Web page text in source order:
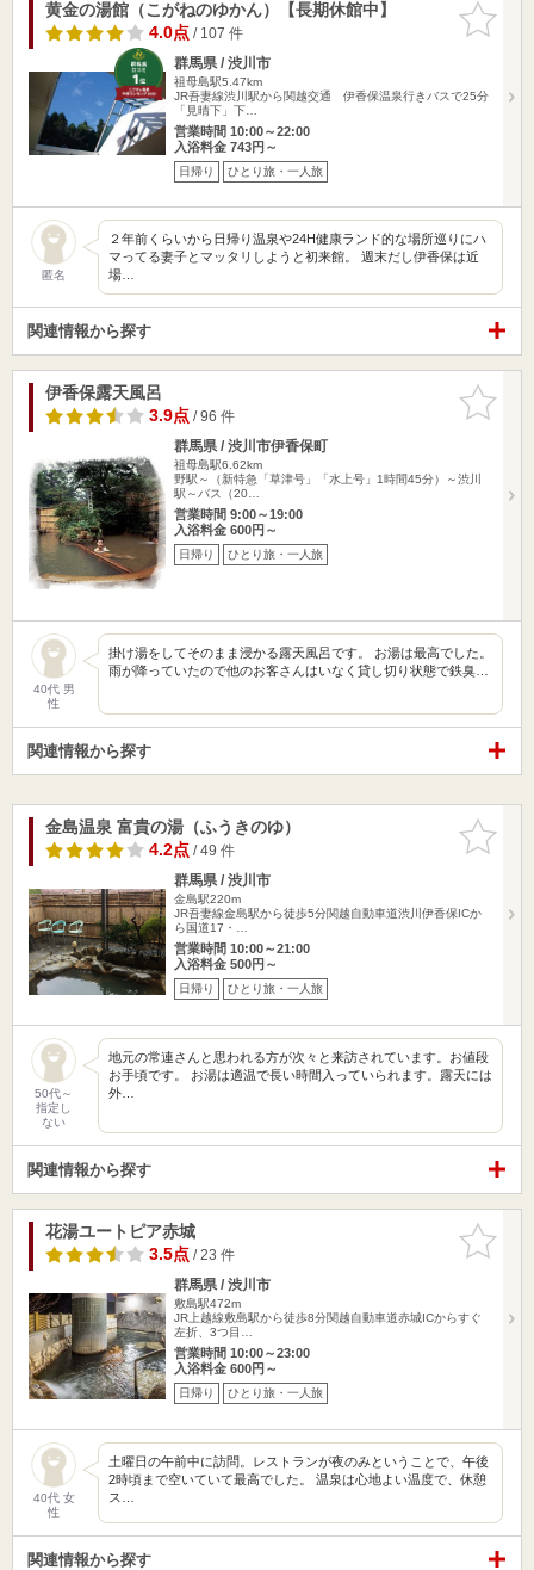
お気に入
りに追加
黄金の湯館（こがねのゆかん）【長期休館中】
4.0点/ 107 件
群馬県 / 渋川市
祖母島駅5.47km
JR吾妻線渋川駅から関越交通 伊香保温泉行きバスで25分
「見晴下」下…
営業時間 10:00～22:00
入浴料金 743円～
日帰り ひとり旅・一人旅
匿名
２年前くらいから日帰り温泉や24H健康ランド的な場所巡りにハ
マってる妻子とマッタリしようと初来館。 週末だし伊香保は近
場…
関連情報から探す
お気に入
りに追加
伊香保露天風呂
3.9点/ 96 件
群馬県 / 渋川市伊香保町
祖母島駅6.62km
野駅～（新特急「草津号」「水上号」1時間45分）～渋川
駅～バス（20…
営業時間 9:00～19:00
入浴料金 600円～
日帰り ひとり旅・一人旅
40代 男
性
掛け湯をしてそのまま浸かる露天風呂です。 お湯は最高でした。
雨が降っていたので他のお客さんはいなく貸し切り状態で鉄臭…
関連情報から探す
お気に入
りに追加
金島温泉 富貴の湯（ふうきのゆ）
4.2点/ 49 件
群馬県 / 渋川市
金島駅220m
JR吾妻線金島駅から徒歩5分関越自動車道渋川伊香保ICか
ら国道17・…
営業時間 10:00～21:00
入浴料金 500円～
日帰り ひとり旅・一人旅
50代～
指定し
ない
地元の常連さんと思われる方が次々と来訪されています。お値段
お手頃です。 お湯は適温で長い時間入っていられます。露天には
外…
関連情報から探す
お気に入
りに追加
花湯ユートピア赤城
3.5点/ 23 件
群馬県 / 渋川市
敷島駅472m
JR上越線敷島駅から徒歩8分関越自動車道赤城ICからすぐ
左折、3つ目…
営業時間 10:00～23:00
入浴料金 600円～
日帰り ひとり旅・一人旅
40代 女
性
土曜日の午前中に訪問。レストランが夜のみということで、午後
2時頃まで空いていて最高でした。 温泉は心地よい温度で、休憩
ス…
関連情報から探す